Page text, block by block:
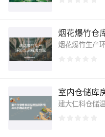
烟花爆竹仓
室内仓储库